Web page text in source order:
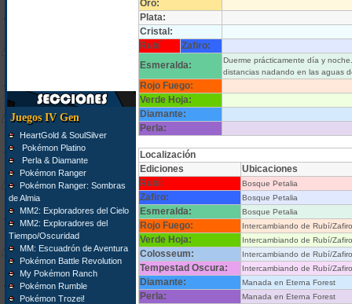
Juegos IV Gen
HeartGold & SoulSilver
Pokémon Platino
Perla & Diamante
Pokémon Ranger
Pokémon Ranger: Sombras
de Almia
MM2: Exploradores del Cielo
MM2: Exploradores del
Tiempo/Oscuridad
MM: Escuadrón de Aventura
Pokémon Battle Revolution
My Pokémon Ranch
Pokémon Rumble
Pokémon Trozei!
Oro:
Plata:
Cristal:
Rubí
Zafiro:
Esmeralda:
Duerme prácticamente día y
distancias nadando en las aguas
Rojo Fuego:
Verde Hoja:
Diamante:
Perla:
Localización
Ediciones
Ubicaciones
Rubí:
Bosque Petalia
Zafiro: Bosque Petalia
Esmeralda: Bosque Petalia
Rojo Fuego: Intercambiando de Rubí/
Verde Hoja: Intercambiando de Rubí/
Colosseum: Intercambiando de Rubí/
Tempestad Oscura: Intercambiando de Rubí/
Diamante: Manada en Eterna Forest
Perla: Manada en Eterna Forest